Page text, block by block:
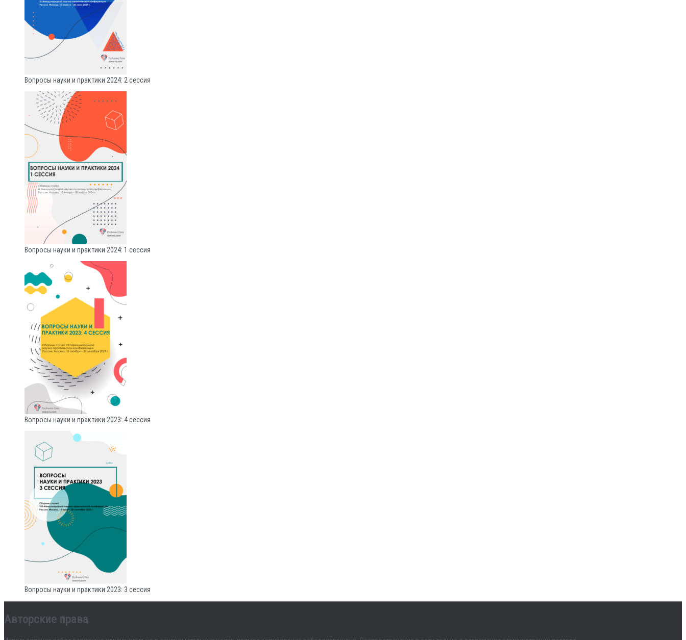
Вопросы науки и практики 2024: 2 сессия
Вопросы науки и практики 2024: 1 сессия
Вопросы науки и практики 2023: 4 сессия
Вопросы науки и практики 2023: 3 сессия
Авторские права